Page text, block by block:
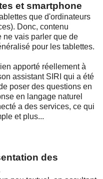
et smartphone
que d'ordinateurs
Donc, contenu
ne vais parler que de
pour les tablettes.
apporté réellement à
assistant SIRI qui a été
poser des questions en
en langage naturel
a des services, ce qui
et plus...
des